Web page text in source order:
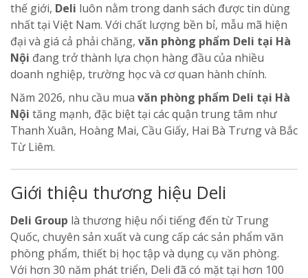
thế giới, Deli luôn nằm trong danh sách được tin dùng
nhất tại Việt Nam. Với chất lượng bền bỉ, mẫu mã hiện
đại và giá cả phải chăng, văn phòng phẩm Deli tại Hà
Nội đang trở thành lựa chọn hàng đầu của nhiều
doanh nghiệp, trường học và cơ quan hành chính.
Năm 2026, nhu cầu mua văn phòng phẩm Deli tại Hà
Nội tăng mạnh, đặc biệt tại các quận trung tâm như
Thanh Xuân, Hoàng Mai, Cầu Giấy, Hai Bà Trưng và Bắc
Từ Liêm.
Giới thiệu thương hiệu Deli
Deli Group là thương hiệu nổi tiếng đến từ Trung
Quốc, chuyên sản xuất và cung cấp các sản phẩm văn
phòng phẩm, thiết bị học tập và dụng cụ văn phòng.
Với hơn 30 năm phát triển, Deli đã có mặt tại hơn 100